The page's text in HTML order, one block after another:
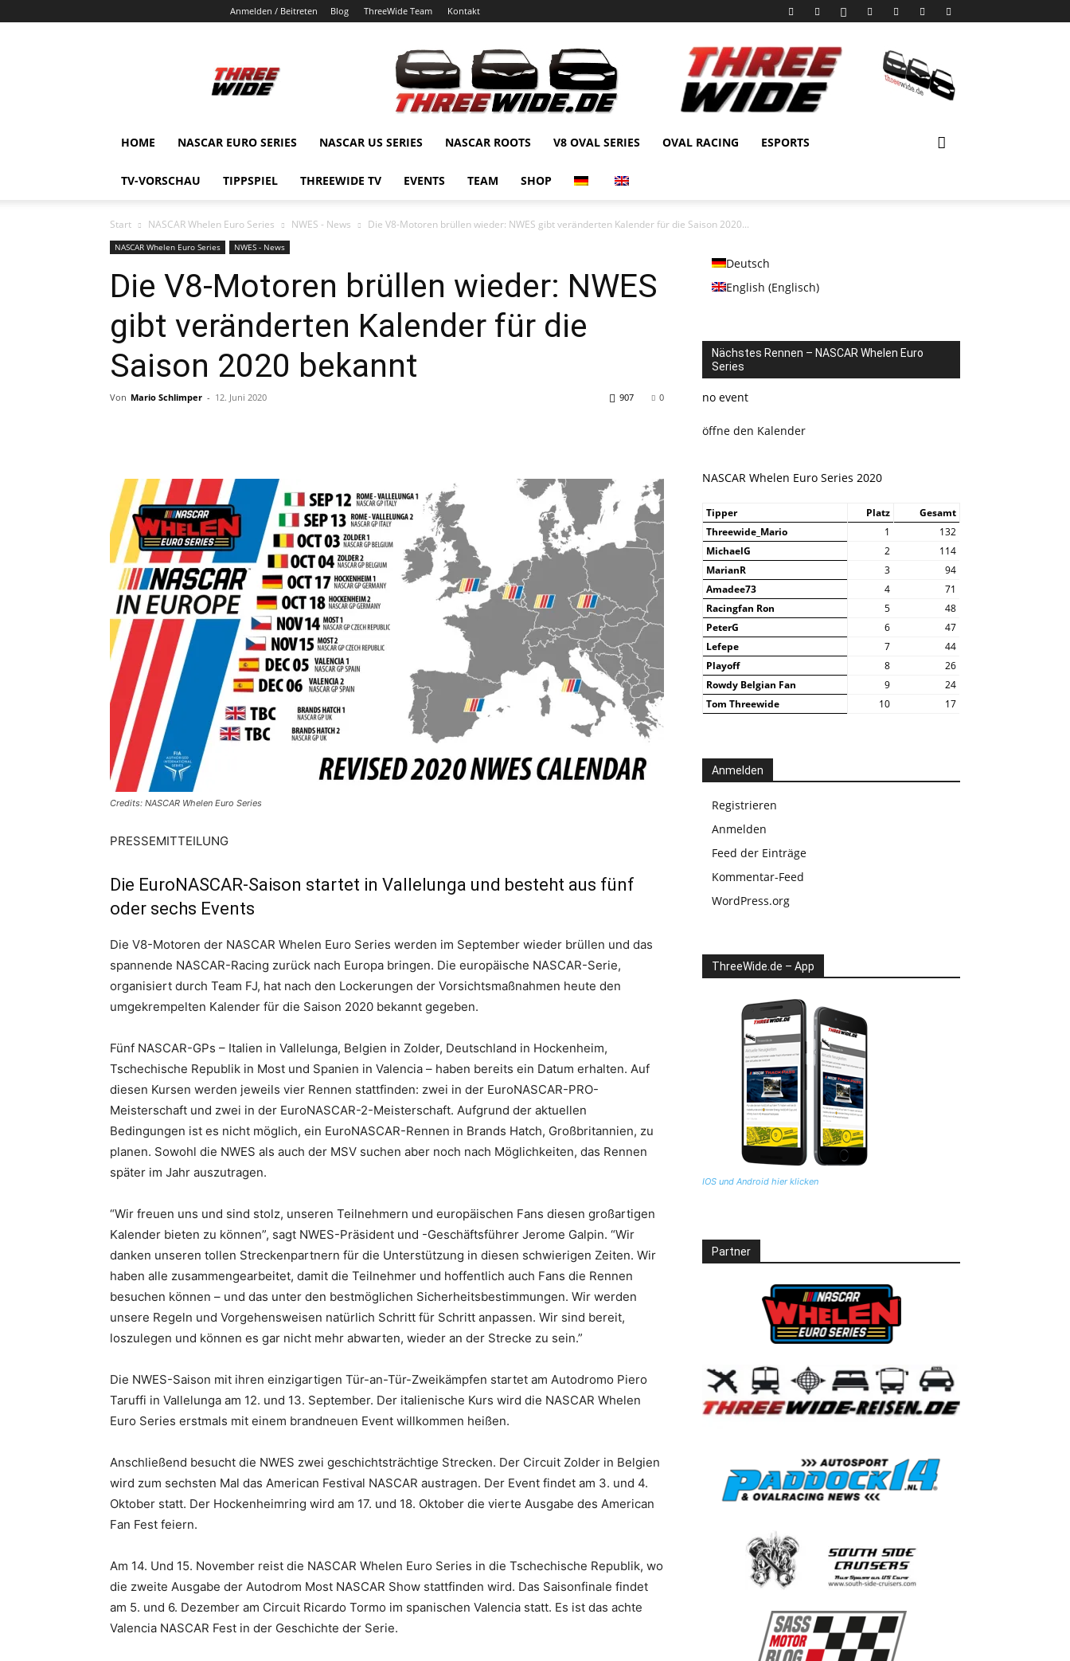
Anmelden / Beitreten Blog ThreeWide Team Kontakt
HOME NASCAR EURO SERIES NASCAR US SERIES NASCAR ROOTS V8 OVAL SERIES OVAL RACING ESPORTS
TV-VORSCHAU TIPPSPIEL THREEWIDE TV EVENTS TEAM SHOP
Start NASCAR Whelen Euro Series NWES - News Die V8-Motoren brüllen wieder: NWES gibt veränderten Kalender für die Saison 2020...
NASCAR Whelen Euro Series NWES - News
Die V8-Motoren brüllen wieder: NWES
gibt veränderten Kalender für die
Saison 2020 bekannt
Von Mario Schlimper - 12. Juni 2020 0
907
Credits: NASCAR Whelen Euro Series
PRESSEMITTEILUNG
Die EuroNASCAR-Saison startet in Vallelunga und besteht aus fünf
oder sechs Events
Die V8-Motoren der NASCAR Whelen Euro Series werden im September wieder brüllen und das
spannende NASCAR-Racing zurück nach Europa bringen. Die europäische NASCAR-Serie,
organisiert durch Team FJ, hat nach den Lockerungen der Vorsichtsmaßnahmen heute den
umgekrempelten Kalender für die Saison 2020 bekannt gegeben.
Fünf NASCAR-GPs – Italien in Vallelunga, Belgien in Zolder, Deutschland in Hockenheim,
Tschechische Republik in Most und Spanien in Valencia – haben bereits ein Datum erhalten. Auf
diesen Kursen werden jeweils vier Rennen stattfinden: zwei in der EuroNASCAR-PRO-
Meisterschaft und zwei in der EuroNASCAR-2-Meisterschaft. Aufgrund der aktuellen
Bedingungen ist es nicht möglich, ein EuroNASCAR-Rennen in Brands Hatch, Großbritannien, zu
planen. Sowohl die NWES als auch der MSV suchen aber noch nach Möglichkeiten, das Rennen
später im Jahr auszutragen.
“Wir freuen uns und sind stolz, unseren Teilnehmern und europäischen Fans diesen großartigen
Kalender bieten zu können”, sagt NWES-Präsident und -Geschäftsführer Jerome Galpin. “Wir
danken unseren tollen Streckenpartnern für die Unterstützung in diesen schwierigen Zeiten. Wir
haben alle zusammengearbeitet, damit die Teilnehmer und hoffentlich auch Fans die Rennen
besuchen können – und das unter den bestmöglichen Sicherheitsbestimmungen. Wir werden
unsere Regeln und Vorgehensweisen natürlich Schritt für Schritt anpassen. Wir sind bereit,
loszulegen und können es gar nicht mehr abwarten, wieder an der Strecke zu sein.”
Die NWES-Saison mit ihren einzigartigen Tür-an-Tür-Zweikämpfen startet am Autodromo Piero
Taruffi in Vallelunga am 12. und 13. September. Der italienische Kurs wird die NASCAR Whelen
Euro Series erstmals mit einem brandneuen Event willkommen heißen.
Anschließend besucht die NWES zwei geschichtsträchtige Strecken. Der Circuit Zolder in Belgien
wird zum sechsten Mal das American Festival NASCAR austragen. Der Event findet am 3. und 4.
Oktober statt. Der Hockenheimring wird am 17. und 18. Oktober die vierte Ausgabe des American
Fan Fest feiern.
Am 14. Und 15. November reist die NASCAR Whelen Euro Series in die Tschechische Republik, wo
die zweite Ausgabe der Autodrom Most NASCAR Show stattfinden wird. Das Saisonfinale findet
am 5. und 6. Dezember am Circuit Ricardo Tormo im spanischen Valencia statt. Es ist das achte
Valencia NASCAR Fest in der Geschichte der Serie.
Deutsch
English (Englisch)
Nächstes Rennen – NASCAR Whelen Euro
Series
no event
öffne den Kalender
NASCAR Whelen Euro Series 2020
Tipper Platz
Gesamt
Threewide_Mario
1
132
MichaelG
2
114
MarianR
3
94
Amadee73
4
71
Racingfan Ron
5
48
PeterG
6
47
Lefepe
7
44
Playoff
8
26
Rowdy Belgian Fan
9
24
Tom Threewide
10 17
Anmelden
Registrieren
Anmelden
Feed der Einträge
Kommentar-Feed
WordPress.org
ThreeWide.de – App
IOS und Android hier klicken
Partner